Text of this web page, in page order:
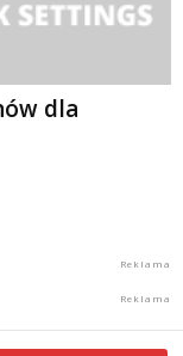
dla